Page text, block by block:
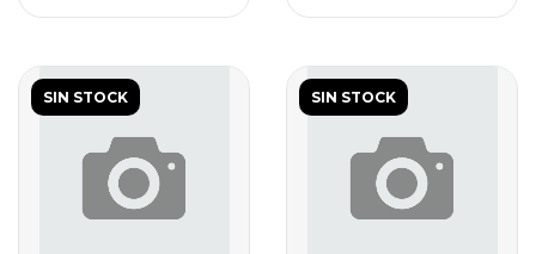
SIN STOCK SIN STOCK